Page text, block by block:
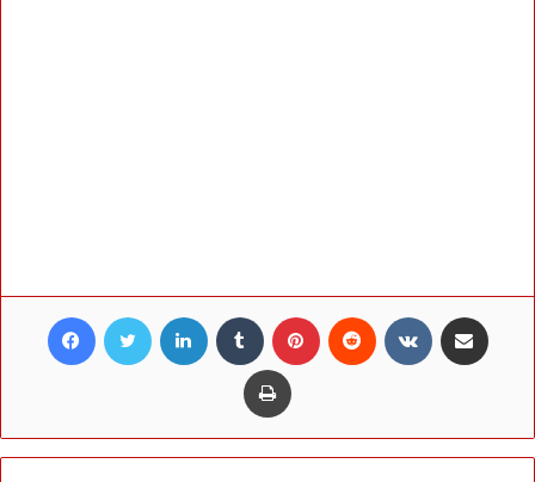
Facebook Twitter LinkedIn Tumblr Pinterest Reddit VKontakte
Print